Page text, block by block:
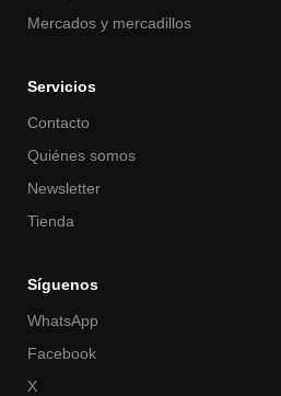
Mercados y mercadillos
Servicios
Contacto
Quiénes somos
Newsletter
Tienda
Síguenos
WhatsApp
Facebook
X